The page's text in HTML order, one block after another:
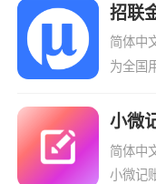
招联
简体中
为全国
小微
简体中
小微记